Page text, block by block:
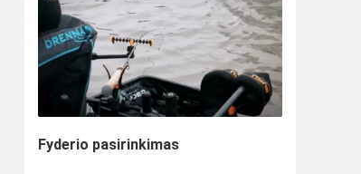
Fyderio pasirinkimas